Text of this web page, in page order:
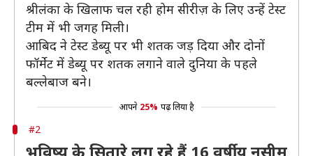
श्रीलंका के खिलाफ चल रही होम सीरीज़ के लिए उन्हें टेस्ट
टीम में भी जगह मिली।
आबिद ने टेस्ट डेब्यू पर भी शतक जड़ दिया और दोनों
फॉर्मेट में डेब्यू पर शतक लगाने वाले दुनिया के पहले
बल्लेबाज बने।
आपने 25% पढ़ लिया है
#2
भविष्य के सितारे लग रहे हैं 16 वर्षीय नसीम